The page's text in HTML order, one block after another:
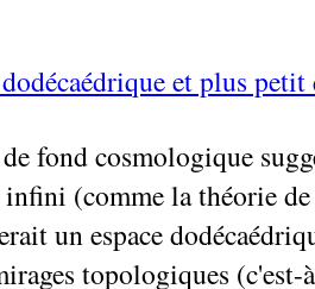
et plus petit
fond cosmologique
infini (comme la théorie
un espace
topologiques